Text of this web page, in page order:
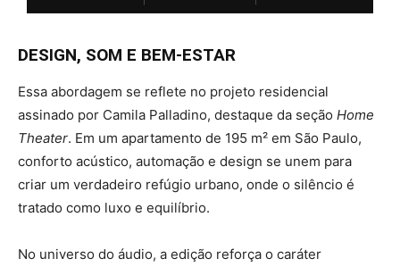
DESIGN, SOM E BEM-ESTAR
Essa abordagem se reflete no projeto residencial
assinado por Camila Palladino, destaque da seção Home
Theater. Em um apartamento de 195 m² em São Paulo,
conforto acústico, automação e design se unem para
criar um verdadeiro refúgio urbano, onde o silêncio é
tratado como luxo e equilíbrio.
No universo do áudio, a edição reforça o caráter